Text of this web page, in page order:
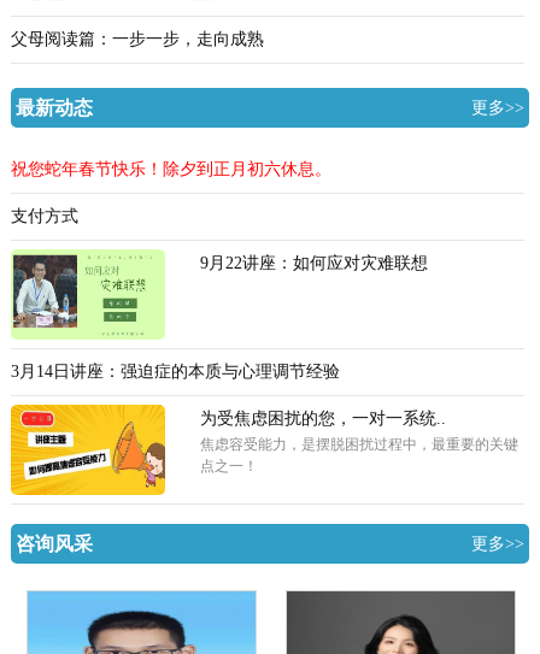
父母阅读篇：一步一步，走向成熟
最新动态 更多>>
祝您蛇年春节快乐！除夕到正月初六休息。
支付方式
9月22讲座：如何应对灾难联想
3月14日讲座：强迫症的本质与心理调节经验
为受焦虑困扰的您，一对一系统..
焦虑容受能力，是摆脱困扰过程中，最重要的关键
点之一！
咨询风采 更多>>